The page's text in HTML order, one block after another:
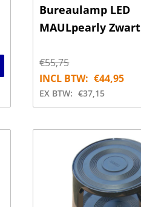
Bureaulamp LED
MAULpearly Zwart
€55,75
INCL BTW: €44,95
EX BTW: €37,15